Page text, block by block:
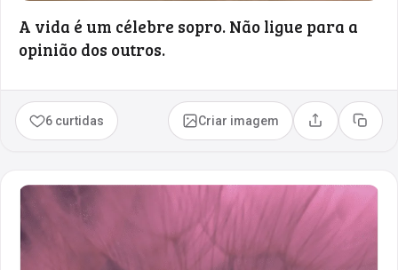
A vida é um célebre sopro. Não ligue para a
opinião dos outros.
6 curtidas Criar imagem Compartilhar
Copiar